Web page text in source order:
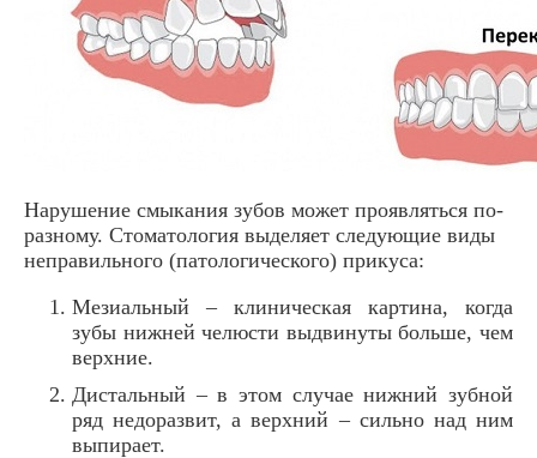
Нарушение смыкания зубов может проявляться по-
разному. Стоматология выделяет следующие виды
неправильного (патологического) прикуса:
Мезиальный – клиническая картина, когда
зубы нижней челюсти выдвинуты больше, чем
верхние.
Дистальный – в этом случае нижний зубной
ряд недоразвит, а верхний – сильно над ним
выпирает.